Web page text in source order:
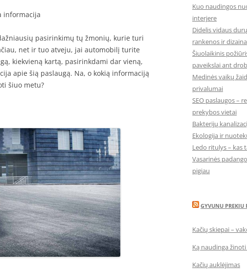
informacija
pasirinkimų tų žmonių, kurie turi
net ir tuo atveju, jai automobilį turite
kiekvieną kartą, pasirinkdami dar vieną,
apie šią paslaugą. Na, o kokią informaciją
šiuo metu?
Kuo naudingos
interjere
Didelis vidaus
rankenos ir
Šiuolaikinis
paveikslai ant
Medinės vaikų
privalumai
SEO paslaugos –
prekybos vietai
Bakterijų
Ekologija ir
Ledo ritulys – kas
Vasarinės
pigiau
GYVUNU PREKIU
Kačių skiepai –
Ką naudinga
Kačių auklėjimas